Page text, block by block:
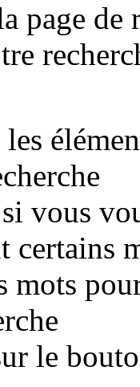
page de
vous
certains
mots
le